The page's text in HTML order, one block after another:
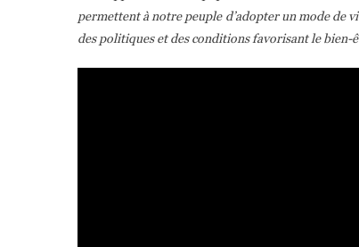
permettent à notre peuple d’adopter un mode de
des politiques et des conditions favorisant le